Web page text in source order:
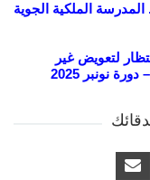
الملكية الجوية
لتعويض غير
نونبر 2025